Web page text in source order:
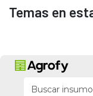
Temas en